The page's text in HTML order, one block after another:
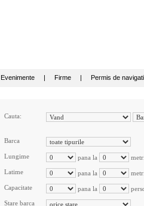
Evenimente | Firme | Permis de
Cauta:
Barca
Lungime pana la
Latime
pana la
Capacitate
pana la
Stare barca